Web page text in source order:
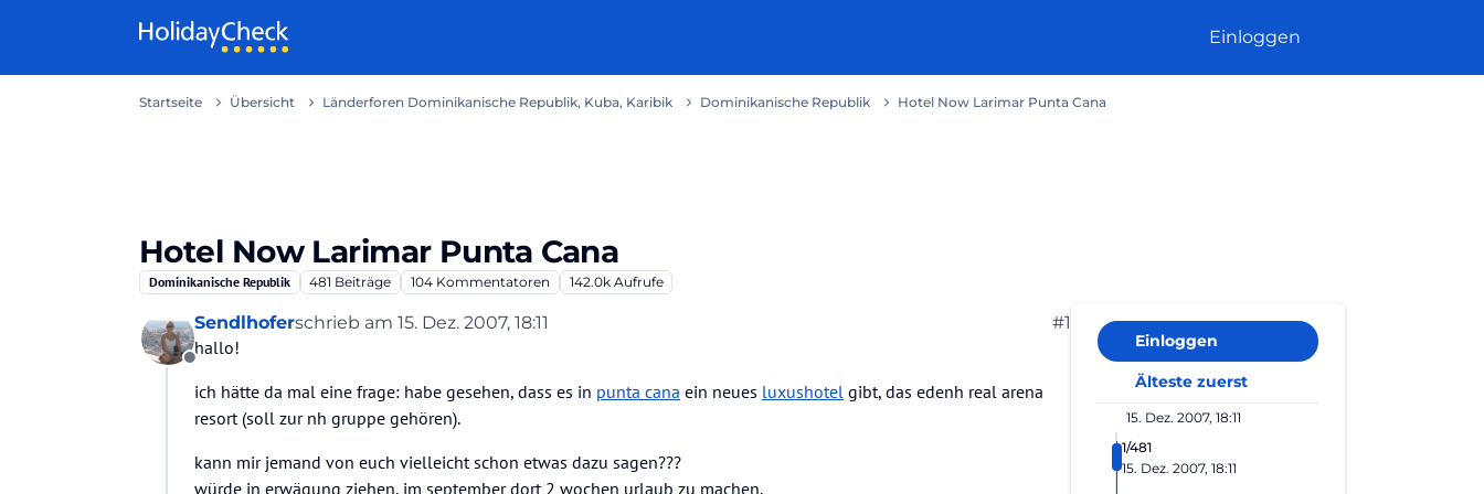
Einloggen
Startseite Übersicht Länderforen Dominikanische Republik, Kuba, Karibik Dominikanische Republik Hotel Now Larimar Punta Cana
Hotel Now Larimar Punta Cana
Dominikanische Republik 481 Beiträge 104 Kommentatoren 142.0k Aufrufe
Offline
Sendlhoferschrieb am 15. Dez. 2007, 18:11
zuletzt editiert von Ahotep2 #1
hallo!
ich hätte da mal eine frage: habe gesehen, dass es in punta cana ein neues luxushotel gibt, das edenh real arena
resort (soll zur nh gruppe gehören).
kann mir jemand von euch vielleicht schon etwas dazu sagen???
würde in erwägung ziehen, im september dort 2 wochen urlaub zu machen.
Einloggen
Älteste zuerst
15. Dez. 2007, 18:11
1/481
15. Dez. 2007, 18:11